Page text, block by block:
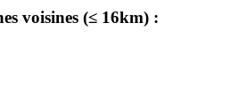
voisines (≤ 16km) :